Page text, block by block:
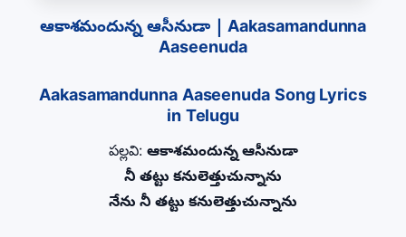
ఆకాశమందున్న ఆసీనుడా | Aakasamandunna
Aaseenuda
Aakasamandunna Aaseenuda Song Lyrics
in Telugu
పల్లవి: ఆకాశమందున్న ఆసీనుడా
నీ తట్టు కనులెత్తుచున్నాను
నేను నీ తట్టు కనులెత్తుచున్నాను